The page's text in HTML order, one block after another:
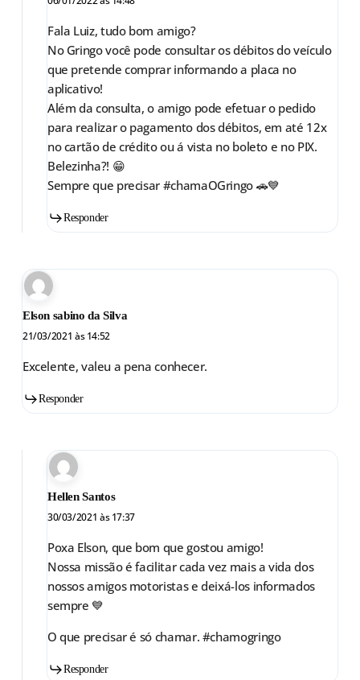
Fala Luiz, tudo bom amigo?
No Gringo você pode consultar os débitos do veículo
que pretende comprar informando a placa no
aplicativo!
Além da consulta, o amigo pode efetuar o pedido
para realizar o pagamento dos débitos, em até 12x
no cartão de crédito ou á vista no boleto e no PIX.
Belezinha?! 😁
Sempre que precisar #chamaOGringo 🚗💙
Responder
Elson sabino da Silva
21/03/2021 às 14:52
Excelente, valeu a pena conhecer.
Responder
Hellen Santos
30/03/2021 às 17:37
Poxa Elson, que bom que gostou amigo!
Nossa missão é facilitar cada vez mais a vida dos
nossos amigos motoristas e deixá-los informados
sempre 💙
O que precisar é só chamar. #chamogringo
Responder